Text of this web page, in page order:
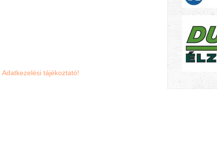
Adatkezelési tájékoztató!